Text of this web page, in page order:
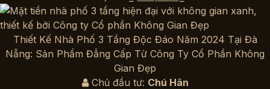
gốc
là:
400,000 ₫.
hiện
tại
là:
380,000 ₫.
Thiết Kế Nhà Phố 3 Tầng Độc Đáo Năm 2024 Tại Đà
Nẵng: Sản Phẩm Đẳng Cấp Từ Công Ty Cổ Phần Không
Gian Đẹp
Chủ đầu tư: Chú Hân